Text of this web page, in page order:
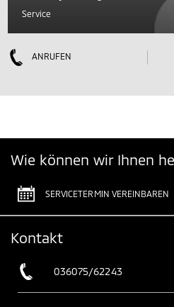
Service
ANRUFEN
Wie können wir Ihnen
SERVICETERMIN VEREINBAREN
Kontakt
036075/62243